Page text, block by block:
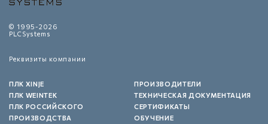
© 1995-2026
PLCSystems
Реквизиты компании
ПЛК XINJE
ПЛК WEINTEK
ПЛК РОССИЙСКОГО
ПРОИЗВОДСТВА
ПРОИЗВОДИТЕЛИ
ТЕХНИЧЕСКАЯ ДОКУМЕНТАЦИЯ
СЕРТИФИКАТЫ
ОБУЧЕНИЕ